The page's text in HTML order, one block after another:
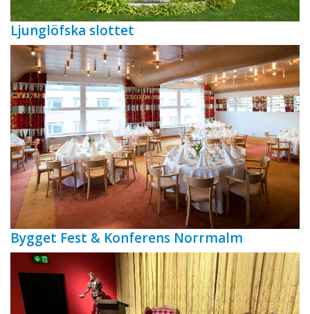
Ljunglöfska slottet
Bygget Fest & Konferens Norrmalm